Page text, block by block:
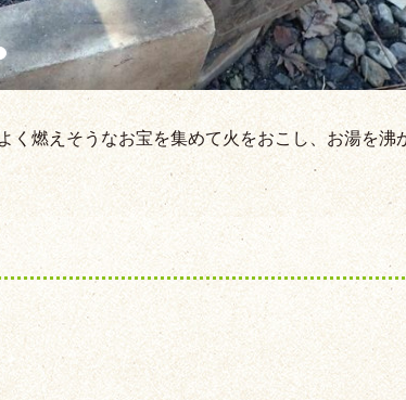
燃えそうなお宝を集めて火をおこし、お湯を沸